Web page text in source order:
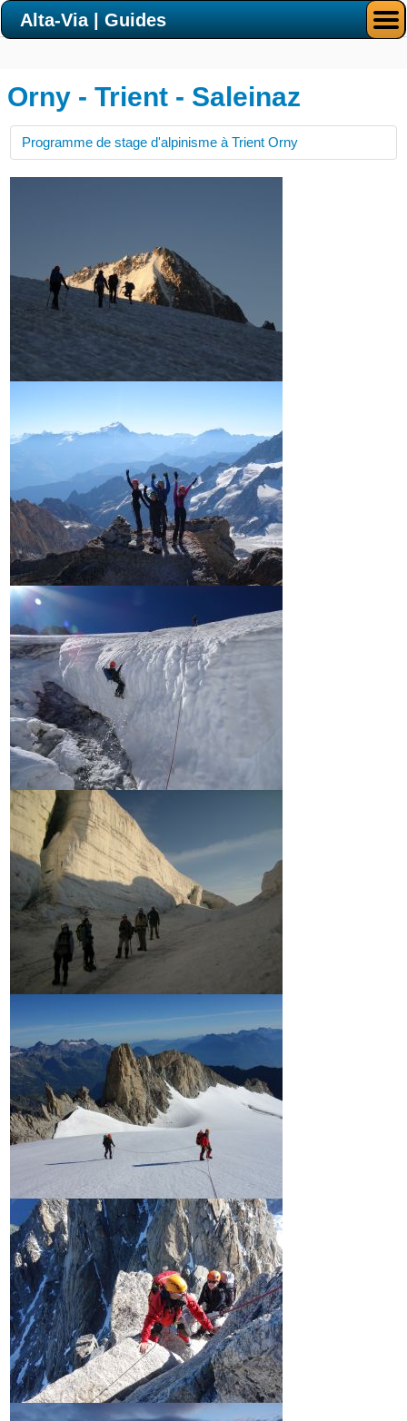
Orny - Trient - Saleinaz
Programme de stage d'alpinisme à Trient Orny
Alta-Via | Guides